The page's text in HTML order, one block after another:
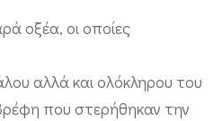
οξέα, οι οποίες
αλλά και ολόκληρου του
που στερήθηκαν την